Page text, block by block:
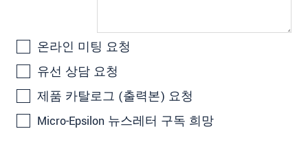
온라인 미팅 요청
유선 상담 요청
제품 카탈로그 (출력본) 요청
Micro-Epsilon 뉴스레터 구독 희망